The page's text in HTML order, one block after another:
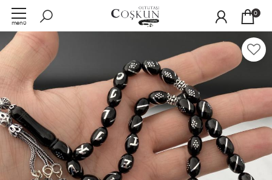
menü
0